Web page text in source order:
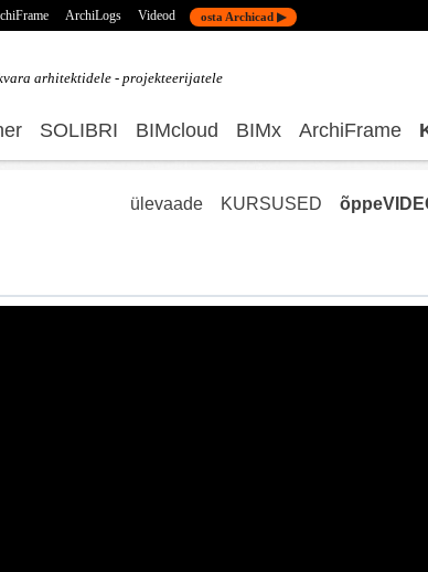
ArchiLogs Videod osta Archicad ▶
arhitektidele - projekteerijatele
SOLIBRI BIMcloud BIMx ArchiFrame
ülevaade KURSUSED